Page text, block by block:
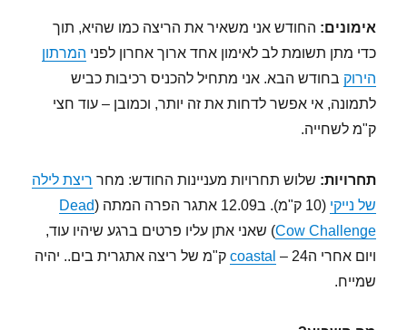
אימונים: החודש אני משאיר את הריצה כמו שהיא, תוך
כדי מתן תשומת לב לאימון אחד ארוך אחרון לפני המרתון
הירוק בחודש הבא. אני מתחיל להכניס רכיבות כביש
לתמונה, אי אפשר לדחות את זה יותר, וכמובן – עוד חצי
ק"מ לשחייה.
תחרויות: שלוש תחרויות מעניינות החודש: מחר ריצת לילה
של נייקי (10 ק"מ). ב12.09 אתגר הפרה המתה (
Dead
Cow Challenge) שאני אתן עליו פרטים ברגע שיהיו עוד,
ויום אחרי ה
coastal – 24 ק"מ של ריצה אתגרית בים.. יהיה
שמייח.